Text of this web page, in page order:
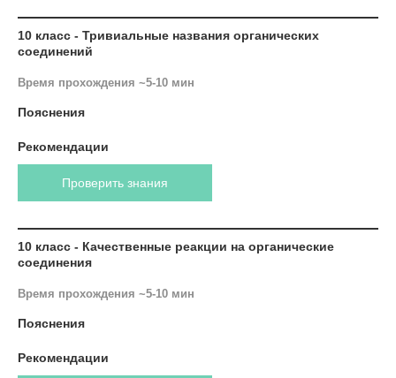
10 класс - Тривиальные названия органических
соединений
Время прохождения ~5-10 мин
Пояснения
Рекомендации
Проверить знания
10 класс - Качественные реакции на органические
соединения
Время прохождения ~5-10 мин
Пояснения
Рекомендации